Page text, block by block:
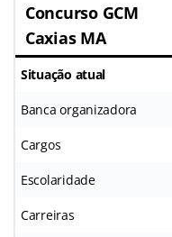
Concurso GCM
Caxias MA
Situação atual
Banca organizadora
Cargos
Escolaridade
Carreiras